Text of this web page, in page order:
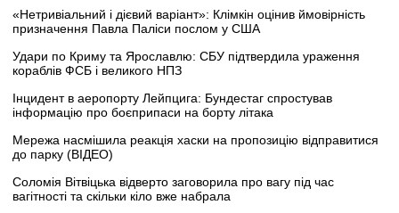
«Нетривіальний і дієвий варіант»: Клімкін оцінив ймовірність
призначення Павла Паліси послом у США
Удари по Криму та Ярославлю: СБУ підтвердила ураження
кораблів ФСБ і великого НПЗ
Інцидент в аеропорту Лейпцига: Бундестаг спростував
інформацію про боєприпаси на борту літака
Мережа насмішила реакція хаски на пропозицію відправитися
до парку (ВІДЕО)
Соломія Вітвіцька відверто заговорила про вагу під час
вагітності та скільки кіло вже набрала